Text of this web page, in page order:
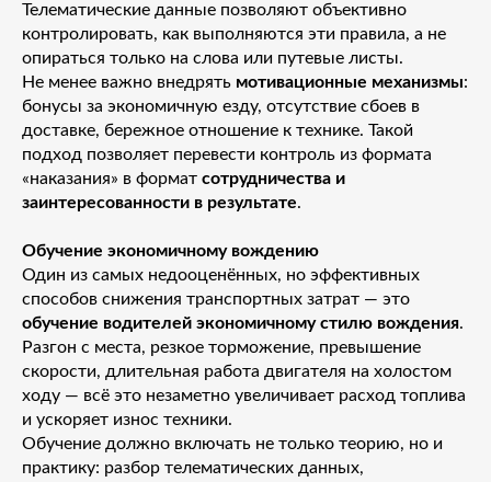
Телематические данные позволяют объективно
контролировать, как выполняются эти правила, а не
опираться только на слова или путевые листы.
Не менее важно внедрять мотивационные механизмы:
бонусы за экономичную езду, отсутствие сбоев в
доставке, бережное отношение к технике. Такой
подход позволяет перевести контроль из формата
«наказания» в формат сотрудничества и
заинтересованности в результате.
Обучение экономичному вождению
Один из самых недооценённых, но эффективных
способов снижения транспортных затрат — это
обучение водителей экономичному стилю вождения.
Разгон с места, резкое торможение, превышение
скорости, длительная работа двигателя на холостом
ходу — всё это незаметно увеличивает расход топлива
и ускоряет износ техники.
Обучение должно включать не только теорию, но и
практику: разбор телематических данных,